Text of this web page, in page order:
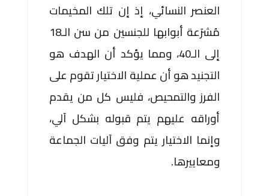
العنصر النسائي، إذ إن تلك المخيمات
مُشرَعة أبوابها للجنسين من سن الـ18
إلى الـ40، ومما يؤكد أن الهدف هو
التجنيد هو أن عملية الاختيار تقوم على
الفرز والتمحيص، فليس كل من يقدم
أوراقه عليهم يتم قبوله بشكل آلي،
وإنما الاختيار يتم وفق آليات الجماعة
ومعاييرها.